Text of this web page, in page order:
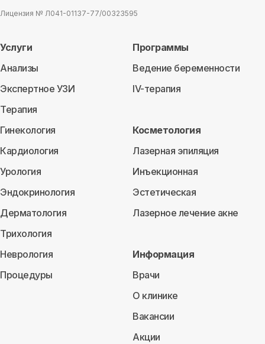
Лицензия № Л041-01137-77/00323595
Услуги
Анализы
Экспертное УЗИ
Терапия
Гинекология
Кардиология
Урология
Эндокринология
Дерматология
Трихология
Неврология
Процедуры
Программы
Ведение беременности
IV-терапия
Косметология
Лазерная эпиляция
Инъекционная
Эстетическая
Лазерное лечение акне
Информация
Врачи
О клинике
Вакансии
Акции